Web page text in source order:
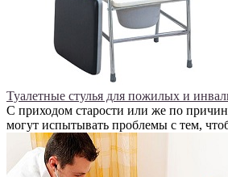
Туалетные стулья для пожилых и
С приходом старости или же по
могут испытывать проблемы с тем,